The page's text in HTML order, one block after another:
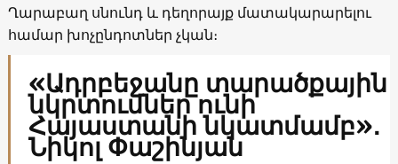
Ղարաբաղ սնունդ և դեղորայք մատակարարելու
համար խոչընդոտներ չկան։
«Ադրբեջանը տարածքային
նկրտումներ ունի
Հայաստանի նկատմամբ»․
Նիկոլ Փաշինյան